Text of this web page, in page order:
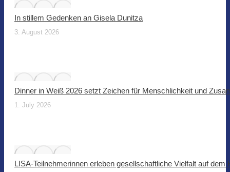
In stillem Gedenken an Gisela Dunitza
3. August 2026
Dinner in Weiß 2026 setzt Zeichen für Menschlichkeit und
1. July 2026
LISA-Teilnehmerinnen erleben gesellschaftliche Vielfalt auf dem